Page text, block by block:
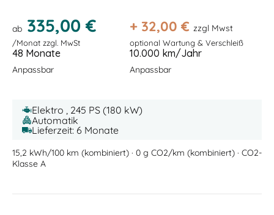
ab 335,00 €
/Monat zzgl. MwSt
+ 32,00 € zzgl Mwst
optional Wartung & Verschleiß
48 Monate
Anpassbar
10.000 km/Jahr
Anpassbar
Elektro , 245 PS (180 kW)
Automatik
Lieferzeit: 6 Monate
15,2 kWh/100 km (kombiniert) · 0 g CO2/km (kombiniert) · CO2-
Klasse A